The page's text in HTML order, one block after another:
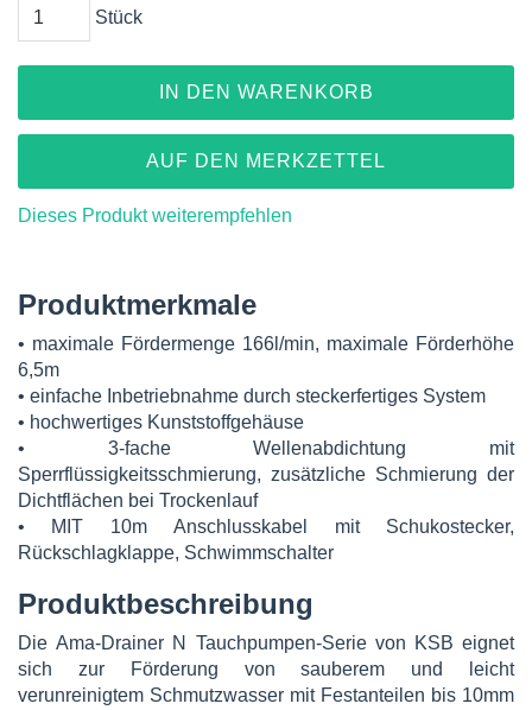
Stück
IN DEN WARENKORB
AUF DEN MERKZETTEL
Dieses Produkt weiterempfehlen
Produktmerkmale
• maximale Fördermenge 166l/min, maximale Förderhöhe
6,5m
• einfache Inbetriebnahme durch steckerfertiges System
• hochwertiges Kunststoffgehäuse
• 3-fache Wellenabdichtung mit
Sperrflüssigkeitsschmierung, zusätzliche Schmierung der
Dichtflächen bei Trockenlauf
• MIT 10m Anschlusskabel mit Schukostecker,
Rückschlagklappe, Schwimmschalter
Produktbeschreibung
Die Ama-Drainer N Tauchpumpen-Serie von KSB eignet
sich zur Förderung von sauberem und leicht
verunreinigtem Schmutzwasser mit Festanteilen bis 10mm